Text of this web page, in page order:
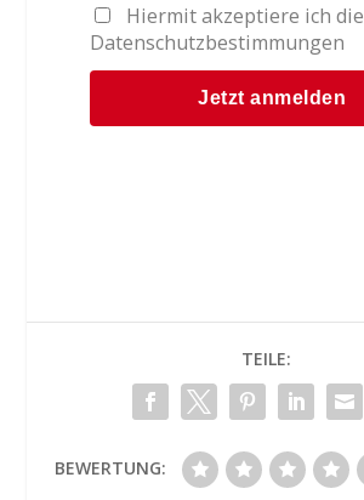
Hiermit akzeptiere ich die
Datenschutzbestimmungen
TEILE:
BEWERTUNG: